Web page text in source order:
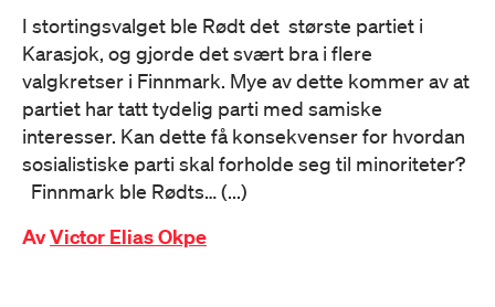
I stortingsvalget ble Rødt det største partiet i
Karasjok, og gjorde det svært bra i flere
valgkretser i Finnmark. Mye av dette kommer av at
partiet har tatt tydelig parti med samiske
interesser. Kan dette få konsekvenser for hvordan
sosialistiske parti skal forholde seg til minoriteter?
Finnmark ble Rødts… (...)
AvVictor Elias Okpe